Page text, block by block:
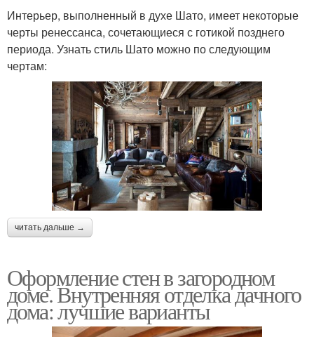
Интерьер, выполненный в духе Шато, имеет некоторые
черты ренессанса, сочетающиеся с готикой позднего
периода. Узнать стиль Шато можно по следующим
чертам:
читать дальше →
Оформление стен в загородном
доме. Внутренняя отделка дачного
дома: лучшие варианты